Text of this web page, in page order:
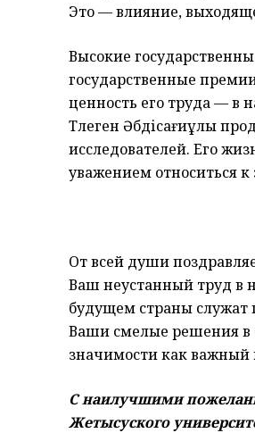
Это — влияние,
Высокие
государственные
ценность его труда — в
Төлеген Әбдісағиұлы
исследователей. Его
уважением относиться
От всей души
Ваш неустанный труд в
будущем страны служат
Ваши смелые решения в
значимости как важный
С наилучшими
Жетысуского